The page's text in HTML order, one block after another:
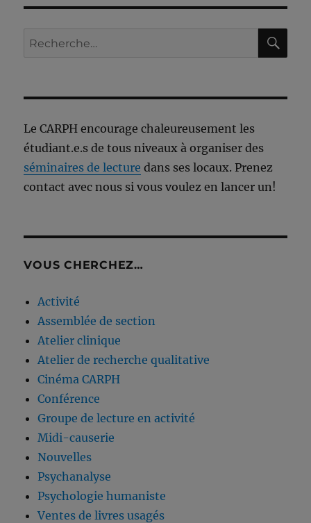
Recherche
Le CARPH encourage chaleureusement les
étudiant.e.s de tous niveaux à organiser des
séminaires de lecture dans ses locaux. Prenez
contact avec nous si vous voulez en lancer un!
VOUS CHERCHEZ…
Activité
Assemblée de section
Atelier clinique
Atelier de recherche qualitative
Cinéma CARPH
Conférence
Groupe de lecture en activité
Midi-causerie
Nouvelles
Psychanalyse
Psychologie humaniste
Ventes de livres usagés